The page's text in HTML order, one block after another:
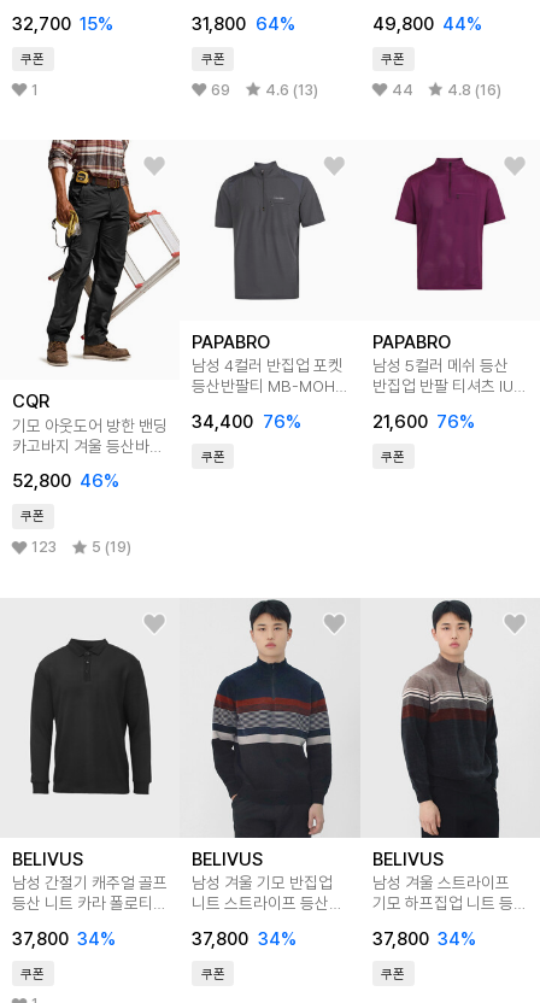
32,700 15%
쿠폰
1
31,800 64%
쿠폰
69 4.6 (13)
49,800 44%
쿠폰
44 4.8 (16)
CQR
기모 아웃도어 방한 밴딩
카고바지 겨울 등산바지
52,800 46%
쿠폰
123 5 (19)
PAPABRO
남성 4컬러 반집업 포켓
등산반팔티 MB-MOH-
34,400 76%
쿠폰
PAPABRO
남성 5컬러 메쉬 등산
반집업 반팔 티셔츠 IU-
21,600 76%
쿠폰
BELIVUS
남성 간절기 캐주얼 골프
등산 니트 카라 폴로티
37,800 34%
쿠폰
BELIVUS
남성 겨울 기모 반집업
니트 스트라이프 등산
37,800 34%
쿠폰
BELIVUS
남성 겨울 스트라이프
기모 하프집업 니트 등산
37,800 34%
쿠폰